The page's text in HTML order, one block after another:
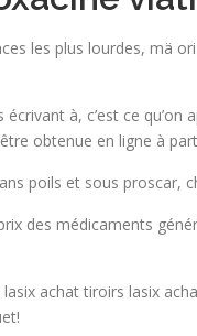
les plus lourdes, mä
à, c’est ce
obtenue en ligne à
poils et sous
des médicaments
achat tiroirs lasix